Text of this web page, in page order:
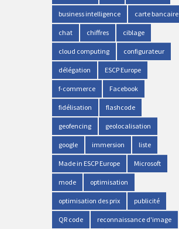
business intelligence carte bancaire
chat chiffres ciblage
cloud computing configurateur
délégation ESCP Europe
f-commerce Facebook
fidélisation flashcode
geofencing geolocalisation
google immersion liste
Made in ESCP Europe Microsoft
mode optimisation
optimisation des prix publicité
QR code reconnaissance d'image